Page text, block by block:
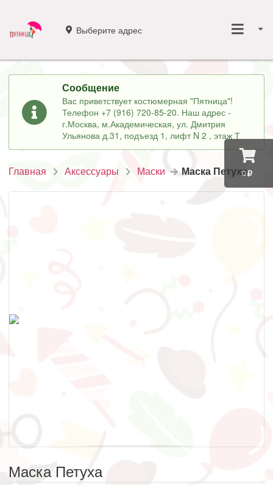
0
Выберите адрес
Сообщение
Вас приветствует костюмерная "Пятница"!
Телефон +7 (916) 720-85-20. Наш адрес -
г.Москва, м.Академическая, ул. Дмитрия
Ульянова д.31, подъезд 1, лифт N 2 , этаж Т
Главная Аксессуары Маски Маска Петуха
Маска Петуха